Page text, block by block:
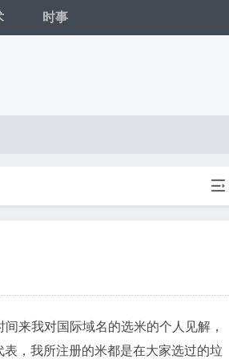
时事

来我对国际域名的选米的个人见解，
，我所注册的米都是在大家选过的垃